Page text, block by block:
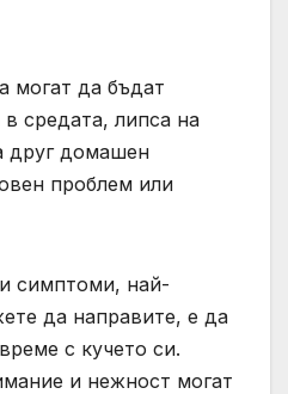
могат да бъдат
средата, липса на
друг домашен
проблем или
симптоми, най-
да направите, е да
с кучето си.
и нежност могат